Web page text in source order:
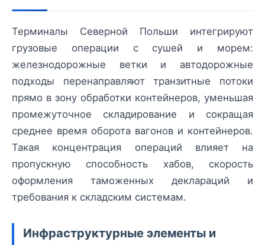
Терминалы Северной Польши интегрируют
грузовые операции с сушей и морем:
железнодорожные ветки и автодорожные
подходы перенаправляют транзитные потоки
прямо в зону обработки контейнеров, уменьшая
промежуточное складирование и сокращая
среднее время оборота вагонов и контейнеров.
Такая концентрация операций влияет на
пропускную способность хабов, скорость
оформления таможенных деклараций и
требования к складским системам.
Инфраструктурные элементы и